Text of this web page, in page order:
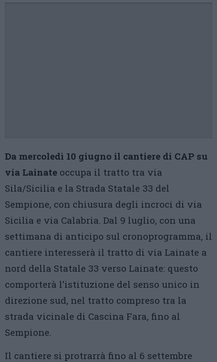
Da mercoledì 10 giugno il cantiere di CAP su
via Lainate occupa il tratto tra via
Sila/Sicilia e la Strada Statale 33 del
Sempione, con chiusura degli incroci di via
Sicilia e via Calabria. Dal 9 luglio, con una
settimana di anticipo sul cronoprogramma, il
cantiere interesserà il tratto di via Lainate a
nord della Statale 33 verso Lainate: questo
comporterà l’istituzione del senso unico in
direzione sud, nel tratto compreso tra la
strada vicinale di Cascina Fara, fino al
Sempione.
Il cantiere si protrarrà fino al 6 settembre